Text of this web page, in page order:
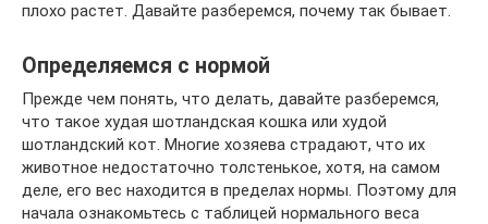
плохо растет. Давайте разберемся, почему так бывает.
Определяемся с нормой
Прежде чем понять, что делать, давайте разберемся,
что такое худая шотландская кошка или худой
шотландский кот. Многие хозяева страдают, что их
животное недостаточно толстенькое, хотя, на самом
деле, его вес находится в пределах нормы. Поэтому для
начала ознакомьтесь с таблицей нормального веса